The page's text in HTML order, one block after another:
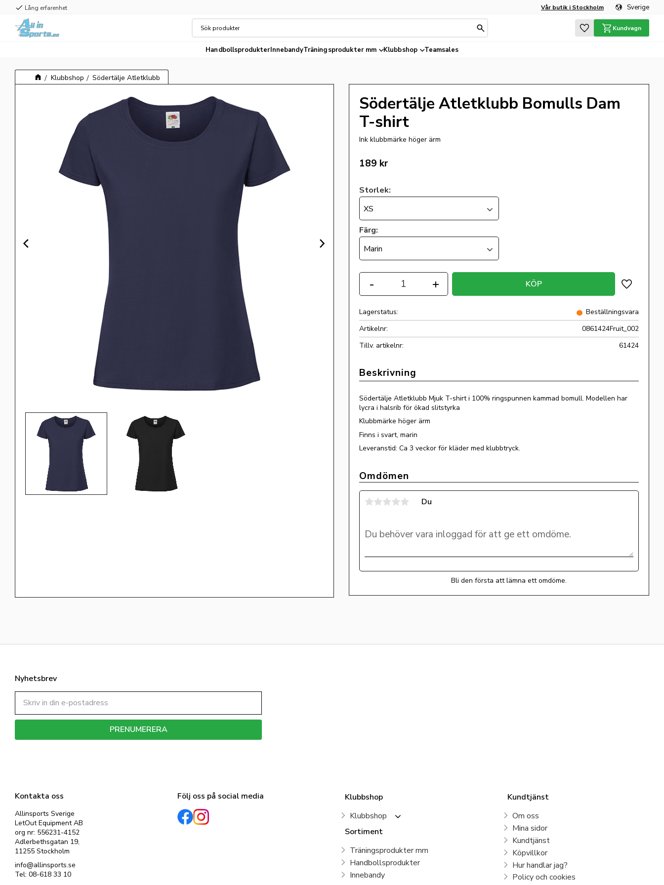
check Lång erfarenhet Vår butik i Stockholm Sverige
Favoriter
Kundvagn
HandbollsprodukterInnebandyTräningsprodukter mm Klubbshop Teamsales
Klubbshop Södertälje Atletklubb
Södertälje Atletklubb Bomulls Dam
T-shirt
Ink klubbmärke höger ärm
189 kr
Storlek:
XS
Färg:
Marin
+
- KÖP
Lägg till i
Lagerstatus
Beställningsvara
Artikelnr
0861424Fruit_002
Tillv. artikelnr
61424
Södertälje Atletklubb Mjuk T-shirt i 100% ringspunnen kammad bomull. Modellen har
lycra i halsrib för ökad slitstyrka
Klubbmärke höger ärm
Finns i svart, marin
Leveranstid: Ca 3 veckor för kläder med klubbtryck.
Omdömen
Du
Bli den första att lämna ett omdöme.
Kontakta oss
Allinsports Sverige
LetOut Equipment AB
org nr: 556231-4152
Adlerbethsgatan 19,
11255 Stockholm
info@allinsports.se
Tel: 08-618 33 10
Följ oss på social media
Klubbshop
Klubbshop
Sortiment
Träningsprodukter mm
Handbollsprodukter
Innebandy
Kundtjänst
Om oss
Mina sidor
Kundtjänst
Köpvillkor
Hur handlar jag?
Policy och cookies
Nyhetsbrev
PRENUMERERA